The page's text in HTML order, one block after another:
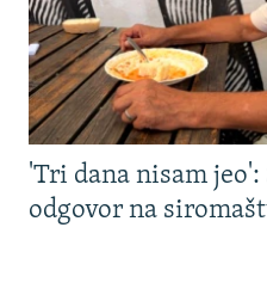
'Tri dana nisam
odgovor na